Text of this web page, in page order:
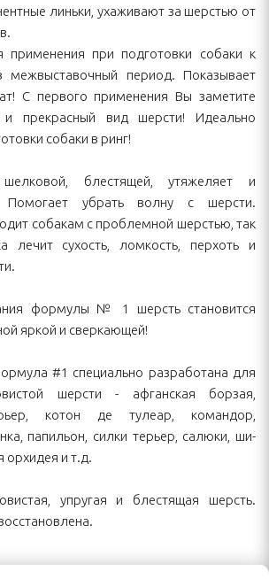
линьки, ухаживают за шерстью от
применения при подготовки собаки к
межвыставочный период. Показывает
С первого применения Вы заметите
и прекрасный вид шерсти! Идеально
собаки в ринг!
блестящей, утяжеляет и
убрать волну с шерсти.
собакам с проблемной шерстью, так
лечит сухость, ломкость, перхоть и
формулы № 1 шерсть становится
яркой и сверкающей!
#1 специально разработана для
шерсти - афганская борзая,
котон де тулеар, командор,
папильон, силки терьер, салюки, ши-
орхидея и т.д.
упругая и блестящая шерсть.